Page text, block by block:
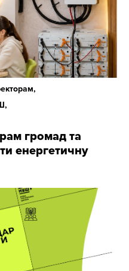
громад та
енергетичну